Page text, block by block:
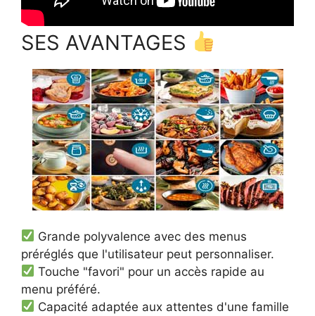
SES AVANTAGES
Grande polyvalence avec des menus
préréglés que l'utilisateur peut personnaliser.
Touche "favori" pour un accès rapide au
menu préféré.
Capacité adaptée aux attentes d'une famille